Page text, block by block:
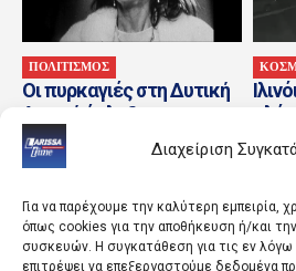
Διαχείριση
Για να παρέχουμε την καλύτερη εμπειρία,
όπως cookies για την αποθήκευση ή/και
συσκευών. Η συγκατάθεση για τις εν λόγω
επιτρέψει να επεξεργαστούμε δεδομένα
ΠΟΛΙΤΙΣΜΟΣ
Οι πυρκαγιές στη Δυτική
Αττική έπληξαν και τον
Πολιτισμό – Αναβολή
εκδηλώσεων στα
τη